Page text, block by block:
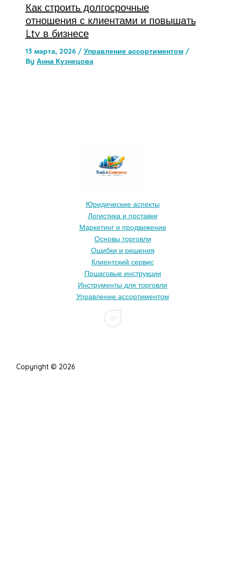
Как строить долгосрочные
отношения с клиентами и повышать
Ltv в бизнесе
13 марта, 2026 / Управление ассортиментом/
By Анна Кузнецова
Юридические аспекты
Логистика и поставки
Маркетинг и продвижение
Основы торговли
Ошибки и решения
Клиентский сервис
Пошаговые инструкции
Инструменты для торговли
Управление ассортиментом
Copyright © 2026